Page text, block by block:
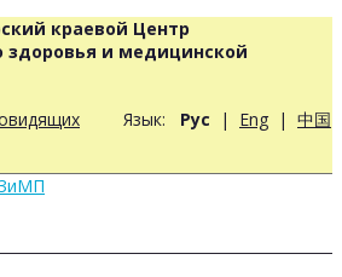
краевой Центр
здоровья и медицинской
Язык: Рус | Eng | 中国